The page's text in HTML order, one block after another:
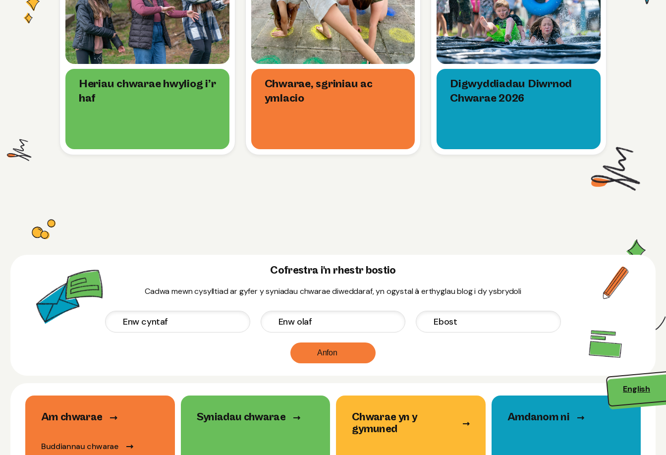
Heriau chwarae hwyliog i’r
haf
Chwarae, sgriniau ac
ymlacio
Digwyddiadau Diwrnod
Chwarae 2026
Cofrestra i'n rhestr bostio
Cadwa mewn cysylltiad ar gyfer y syniadau chwarae diweddaraf, yn ogystal â erthyglau blog i dy ysbrydoli
Anfon
Am chwarae
Buddiannau chwarae
Syniadau chwarae
Chwarae yn y
gymuned
Amdanom ni
English